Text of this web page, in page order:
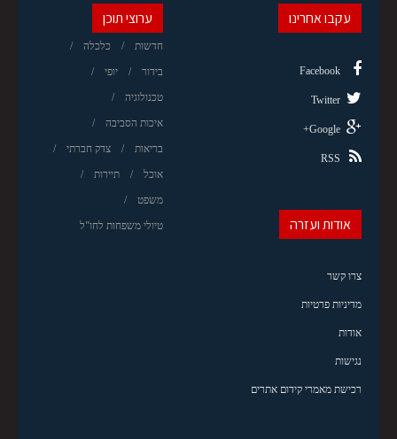
ערוצי תוכן
חדשות כלכלה
בידור יופי
טכנולוגיה
איכות הסביבה
בריאות צדק חברתי
אוכל תיירות
משפט
טיולי משפחות לחו"ל
עקבו אחרינו
Facebook
Twitter
Google+
RSS
אודות ועזרה
צרו קשר
מדיניות פרטיות
אודות
נגישות
רכישת מאמרי קידום אתרים